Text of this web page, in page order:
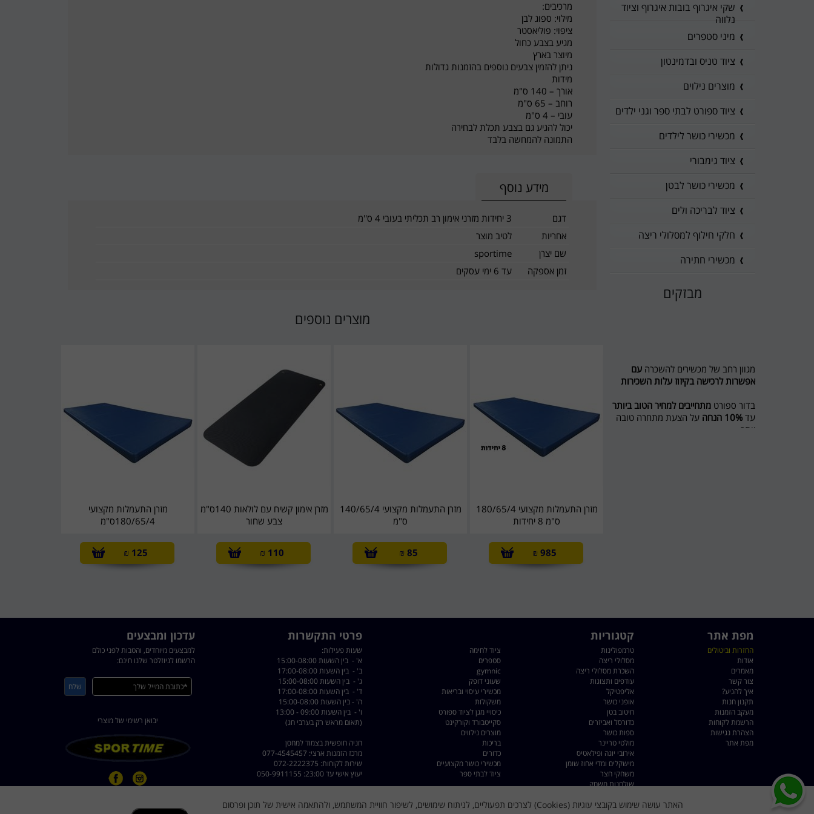
מרכיבים:
מילוי: ספוג לבן
ציפוי: פוליאסטר
מגיע בצבע כחול
מיוצר בארץ
ניתן להזמין צבעים נוספים בהזמנות גדולות
מידות
אורך – 140 ס"מ
רוחב – 65 ס"מ
עובי – 4 ס"מ
יכול להגיע גם בצבע תכלת לבחירה
התמונה להמחשה בלבד
מידע נוסף
דגם
3 יחידות מזרני אימון רב תכליתי בעובי 4 ס''מ
אחריות
לטיב מוצר
שם יצרן
sportime
זמן אספקה
עד 6 ימי עסקים
מוצרים נוספים
מזרן התעמלות מקצועי 180/65/4
ס"מ 8 יחידות
985
₪
מזרן התעמלות מקצועי 140/65/4
ס"מ
85
₪
מזרן אימון קשיח עם לולאות 140ס"מ
צבע שחור
110
₪
מזרן התעמלות מקצועי
180/65/4ס"מ
125
₪
שקי איגרוף בובות איגרוף וציוד
נלווה
מיני סטפרים
ציוד טניס ובדמינטון
מוצרים נילוים
ציוד ספורט לבתי ספר וגני ילדים
מכשירי כושר לילדים
ציוד גימבורי
מכשירי כושר לבטן
ציוד לבריכה ולים
חלקי חילוף למסלולי ריצה
מכשירי חתירה
מבזקים
מגוון רחב של מכשירים להשכרה עם
אפשרות לרכישה בקיזוז עלות השכירות
בדור ספורט מתחייבים למחיר הטוב ביותר
עד
על הצעת מתחרה טובה
יותר
מפת אתר קטגוריות פרטי התקשרות עדכון ומבצעים
החזרות וביטולים
אודות
מאמרים
צור קשר
איך להגיע?
תקנון חנות
מעקב הזמנות
הרשמת לקוחות
הצהרת נגישות
מפת אתר
טרמפולינות
מסלולי ריצה
השכרת מסלולי ריצה
עודפים ותצוגות
אליפטיקל
אופני כושר
חיטוב בטן
כדורסל ואביזרים
ספות כושר
מולטי טריינר
אירובי יוגה ופילאטיס
מישקלים ומדי אחוז שומן
משחקי חצר
שולחנות משחק
ציוד לחימה
סטפרים
gymnic
שעוני דופק
מכשירי עיסוי ובריאות
משקולות
כיסויי מגן לציוד ספורט
סקייטבורד וקורקינט
מוצרים נילווים
בריכות
כדורים
מכשירי כושר מקצועיים
ציוד לבתי ספר
שעות פעילות:
א' - בין השעות 15:00-08:00
ב' - בין השעות 17:00-08:00
ג' - בין השעות 15:00-08:00
ד' - בין השעות 17:00-08:00
ה' - בין השעות 15:00-08:00
ו' - בין השעות 09:00 - 13:00
(תאום מראש רק בערבי חג)
חניה חופשית בצמוד למחסן
מרכז הזמנות ארצי: 077-4545457
שירות לקוחות: 072-2222375
יעוץ אישי עד 23:00: 050-9911155
דוא"ל :dorsport@walla.com
למבצעים מיוחדים, והטבות לפני כולם
הרשמו לניוזלטר שלנו חינם:
יבואן רשימי של מוצרי
האתר עושה שימוש בקובצי עוגיות (Cookies) לצרכים תפעוליים, לניתוח שימושים, לשיפור חוויית המשתמש, ולהתאמה אישית של תוכן ופרסום